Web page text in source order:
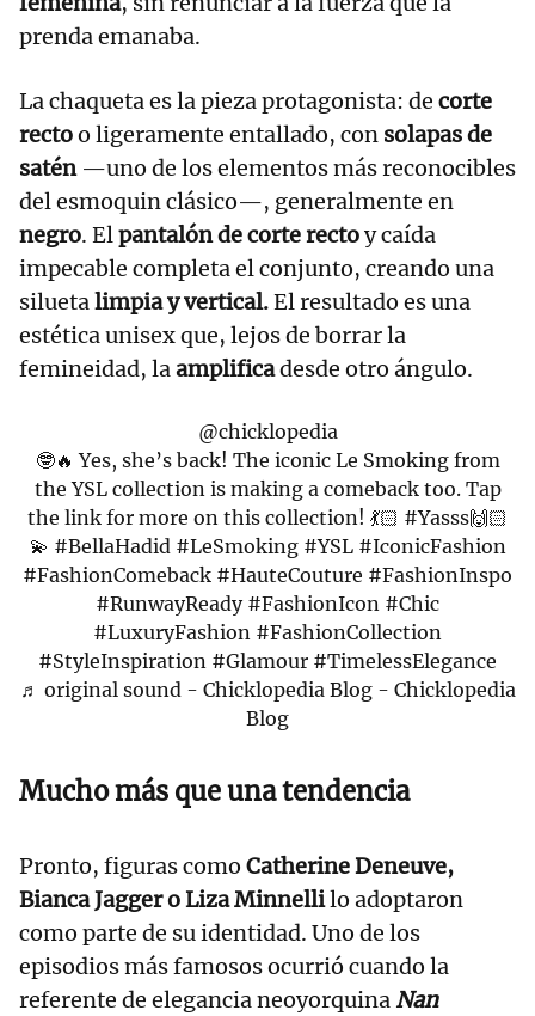
prenda emanaba.
La chaqueta es la pieza protagonista: de corte
rectoo ligeramente entallado, con solapas de
satén—uno de los elementos más reconocibles
del esmoquin clásico—, generalmente en
negro. Elpantalón de corte rectoy caída
impecable completa el conjunto, creando una
siluetalimpia y vertical.El resultado es una
estética unisex que, lejos de borrar la
femineidad, laamplificadesde otro ángulo.
@chicklopedia
🤓🔥 Yes, she’s back! The iconic Le Smoking from
the YSL collection is making a comeback too. Tap
the link for more on this collection! 💃🏻 #Yasss🙌🏻
💫 #BellaHadid #LeSmoking #YSL #IconicFashion
#FashionComeback #HauteCouture #FashionInspo
#RunwayReady #FashionIcon #Chic
#LuxuryFashion #FashionCollection
#StyleInspiration #Glamour #TimelessElegance
♬ original sound - Chicklopedia Blog - Chicklopedia
Blog
Mucho más que una tendencia
Pronto, figuras como Catherine Deneuve,
Bianca Jagger o Liza Minnellilo adoptaron
como parte de su identidad. Uno de los
episodios más famosos ocurrió cuando la
referente de elegancia neoyorquina Nan